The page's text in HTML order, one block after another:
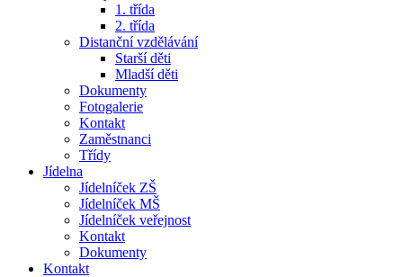
1. třída
2. třída
Distanční vzdělávání
Starší děti
Mladší děti
Dokumenty
Fotogalerie
Kontakt
Zaměstnanci
Třídy
Jídelna
Jídelníček ZŠ
Jídelníček MŠ
Jídelníček veřejnost
Kontakt
Dokumenty
Kontakt